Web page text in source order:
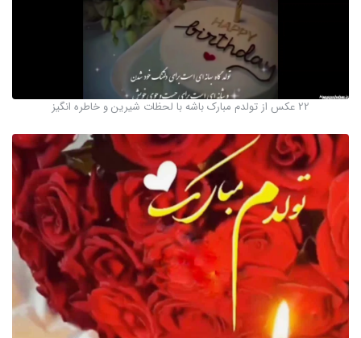
22 عکس از تولدم مبارک باشه با لحظات شیرین و خاطره انگیز